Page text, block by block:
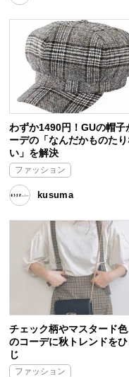
わずか1490円！GUの帽子
ーデの「なんだかものた
い」を解決
ファッション
kusuma
チェック柄やマスタード
のコーデに秋トレンドをひ
じ
ファッション